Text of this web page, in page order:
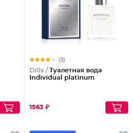
(3)
Dilis / Туалетная вода
Individual platinum
1563 ₽